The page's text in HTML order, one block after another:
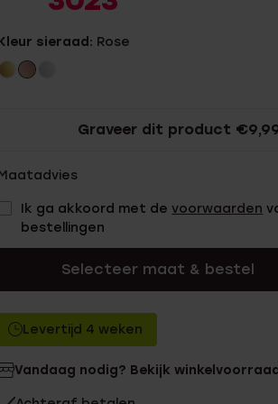
sieraad: Rose
Graveer dit product
Ik ga akkoord met devoorwaarden
bestellingen
Selecteer maat & bestel
Levertijd 4 weken
Vandaag nodig? Bekijk winkelvoorraad